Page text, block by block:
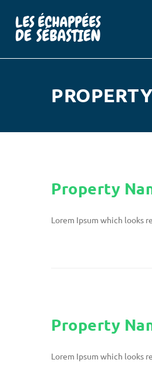
Property
Lorem Ipsum which looks
Property
Lorem Ipsum which looks